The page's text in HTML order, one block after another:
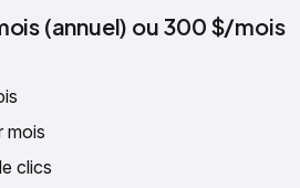
(annuel) ou 300 $/mois
mois
clics